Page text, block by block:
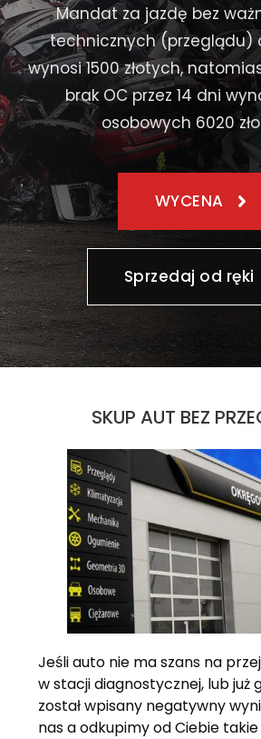
Mandat za jazdę bez
technicznych (przeglądu)
wynosi 1500 złotych,
brak OC przez 14 dni
osobowych 6020
WYCENA
Sprzedaj od ręki
SKUP AUT BEZ
Jeśli auto nie ma szans na
w stacji diagnostycznej, lub już
został wpisany negatywny
nas a odkupimy od Ciebie